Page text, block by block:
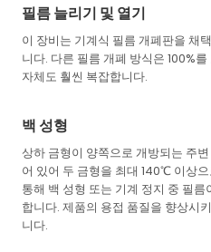
필름 늘리기 및 열기
이 장비는 기계식 필름 개폐판을 채
니다. 다른 필름 개폐 방식은 100%
자체도 훨씬 복잡합니다.
백 성형
상하 금형이 양쪽으로 개방되는 주
어 있어 두 금형을 최대 140℃ 이상
통해 백 성형 또는 기계 정지 중 필
합니다. 제품의 용접 품질을 향상시
니다.